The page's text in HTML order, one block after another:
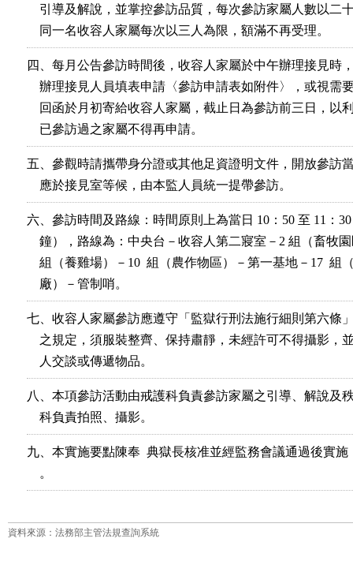
引導及解說，並掌控參訪品質，每次參訪家屬人數以二
    同一名收容人家屬每次以三人為限，額滿不再受理。
四、每月公告參訪時間後，收容人家屬於中午辦理接見時
辦理接見人員填表申請〈參訪申請表如附件〉，或視需
回函於月初寄給收容人家屬，截止日為參訪前三日，以
    已參訪過之家屬不得再申請。
五、參觀時請攜帶身分證或其他足資證明文件，開放參訪
    應於接見室等候，由本監人員統一提帶參訪。
六、參訪時間及路線：時間原則上為當日 10：50 至 11：
鐘），路線為：中央台－收容人第二寢室－2 組（畜牧
組（養雞場）－10  組（農作物區）－第一基地－17  組
    廠）－管制哨。
七、收容人家屬參訪應遵守「監獄行刑法施行細則第六條
之規定，須服裝整齊、保持肅靜，未經許可不得攝影，
    人交談或傳遞物品。
八、本項參訪活動由戒護科負責參訪家屬之引導、解說及
    科負責拍照、攝影。
九、本實施要點陳奉  典獄長核准並經監務會議通過後實施
    。
資料來源：法務部主管法規查詢系統